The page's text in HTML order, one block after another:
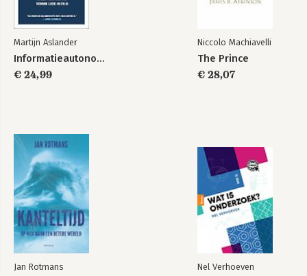
Martijn Aslander
Informatieautonomie
€ 24,99
Niccolo Machiavelli
The Prince
€ 28,07
Jan Rotmans Nel Verhoeven